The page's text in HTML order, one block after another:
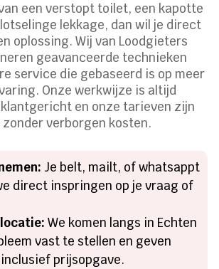
een verstopt toilet, een kapotte
lekkage, dan wil je direct
oplossing. Wij van Loodgieters
geavanceerde technieken
service die gebaseerd is op meer
Onze werkwijze is altijd
en onze tarieven zijn
verborgen kosten.
Je belt, mailt, of whatsappt
direct inspringen op je vraag of
We komen langs in Echten
vast te stellen en geven
prijsopgave.